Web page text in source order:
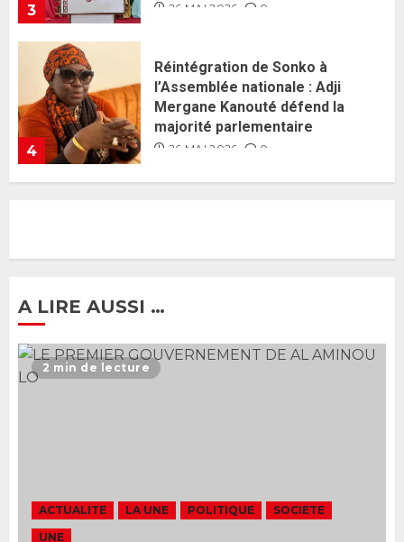
4 26 MAI 2026 0
5
Guy Marius Sagna inquiet après la
nomination d’Al Aminou Lo : «
J’espère me tromper »
26 MAI 2026 0
Ousmane Sonko rassure : «
L’Assemblée nationale ne
gouvernement : PASTEF pose
A LIRE AUSSI …
2 min de lecture
ACTUALITE LA UNE POLITIQUE
SOCIETE
UNE